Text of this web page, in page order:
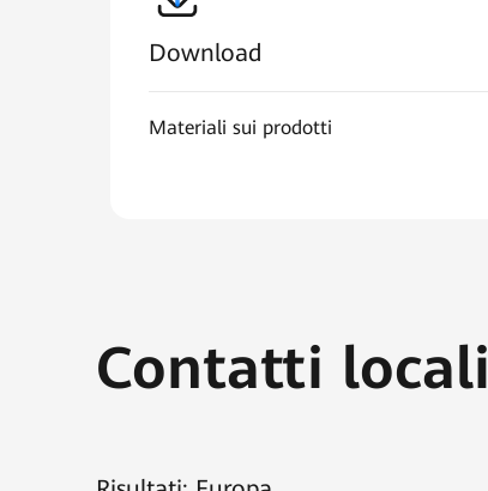
Download
Materiali sui prodotti
Contatti locali